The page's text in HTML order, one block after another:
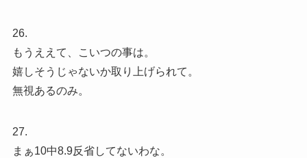
26.
もうええて、こいつの事は。
嬉しそうじゃないか取り上げられて。
無視あるのみ。
27.
まぁ10中8.9反省してないわな。